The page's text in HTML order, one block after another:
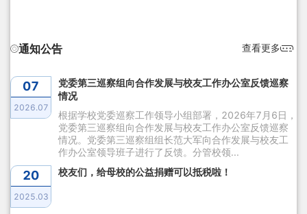
通知公告 查看更多
07
2026.07
党委第三巡察组向合作发展与校友工作办公室反馈巡察
情况
根据学校党委巡察工作领导小组部署，2026年7月6日，
党委第三巡察组向合作发展与校友工作办公室反馈巡察
情况。党委第三巡察组组长范大军向合作发展与校友工
作办公室领导班子进行了反馈。分管校领...
20
2025.03
校友们，给母校的公益捐赠可以抵税啦！